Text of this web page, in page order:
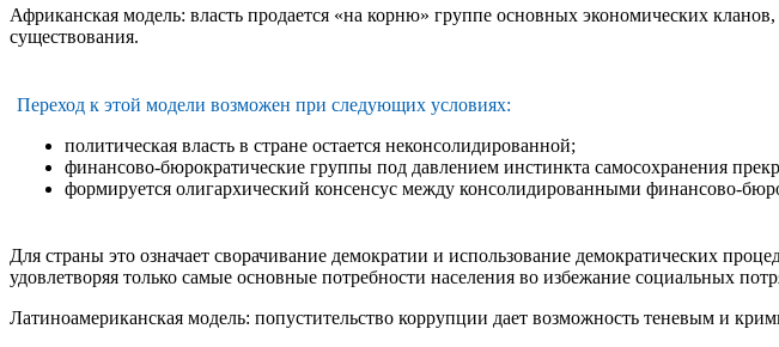
Африканская модель: власть продается «на корню» группе основных экономических
существования.
Переход к этой модели возможен при следующих условиях:
политическая власть в стране остается неконсолидированной;
финансово-бюрократические группы под давлением инстинкта самосохранения
формируется олигархический консенсус между консолидированными финансово-
Для страны это означает сворачивание демократии и использование демократических
удовлетворяя только самые основные потребности населения во избежание социальных
Латиноамериканская модель: попустительство коррупции дает возможность теневым и